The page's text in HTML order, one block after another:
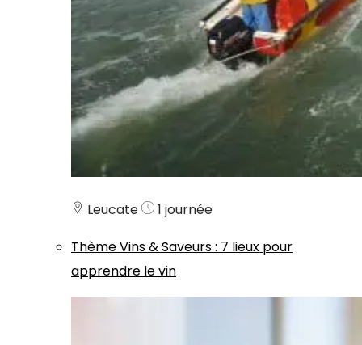
Leucate
1 journée
ThèmeVins & Saveurs: 7 lieux pour
apprendre le vin